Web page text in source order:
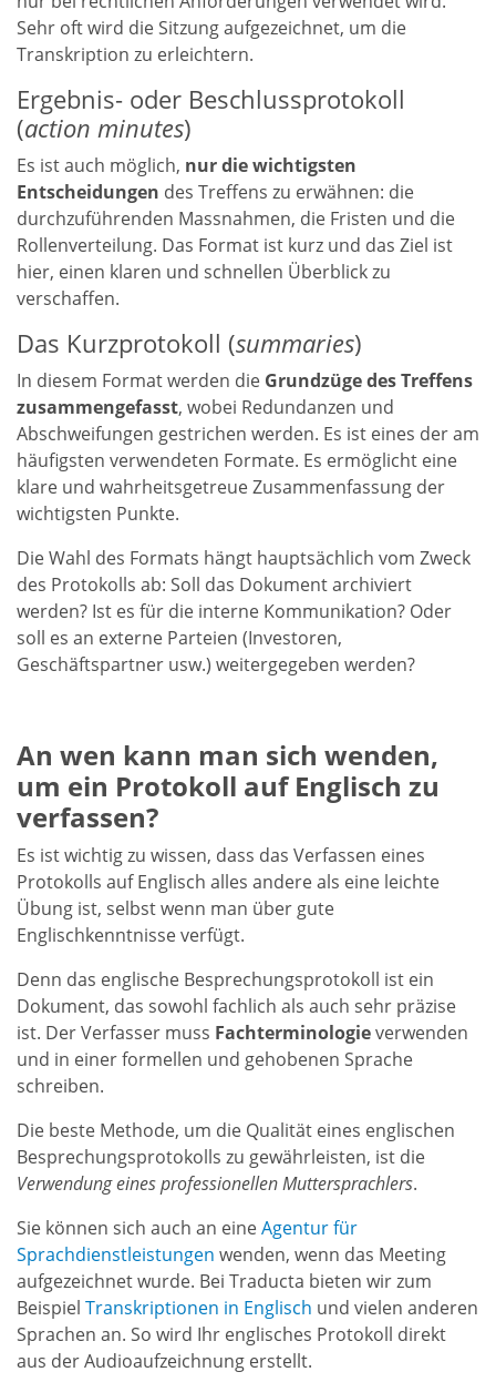
Sehr oft wird die Sitzung aufgezeichnet, um die
Transkription zu erleichtern.
Ergebnis- oder Beschlussprotokoll
(action minutes)
Es ist auch möglich, nur die wichtigsten
Entscheidungen des Treffens zu erwähnen: die
durchzuführenden Massnahmen, die Fristen und die
Rollenverteilung. Das Format ist kurz und das Ziel ist
hier, einen klaren und schnellen Überblick zu
verschaffen.
Das Kurzprotokoll (summaries)
In diesem Format werden die Grundzüge des Treffens
zusammengefasst, wobei Redundanzen und
Abschweifungen gestrichen werden. Es ist eines der am
häufigsten verwendeten Formate. Es ermöglicht eine
klare und wahrheitsgetreue Zusammenfassung der
wichtigsten Punkte.
Die Wahl des Formats hängt hauptsächlich vom Zweck
des Protokolls ab: Soll das Dokument archiviert
werden? Ist es für die interne Kommunikation? Oder
soll es an externe Parteien (Investoren,
Geschäftspartner usw.) weitergegeben werden?
An wen kann man sich wenden,
um ein Protokoll auf Englisch zu
verfassen?
Es ist wichtig zu wissen, dass das Verfassen eines
Protokolls auf Englisch alles andere als eine leichte
Übung ist, selbst wenn man über gute
Englischkenntnisse verfügt.
Denn das englische Besprechungsprotokoll ist ein
Dokument, das sowohl fachlich als auch sehr präzise
ist. Der Verfasser muss Fachterminologieverwenden
und in einer formellen und gehobenen Sprache
schreiben.
Die beste Methode, um die Qualität eines englischen
Besprechungsprotokolls zu gewährleisten, ist die
Verwendung eines professionellen Muttersprachlers.
Sie können sich auch an eineAgentur für
Sprachdienstleistungen wenden, wenn das Meeting
aufgezeichnet wurde. Bei Traducta bieten wir zum
Beispiel Transkriptionen in Englisch und vielen anderen
Sprachen an. So wird Ihr englisches Protokoll direkt
aus der Audioaufzeichnung erstellt.